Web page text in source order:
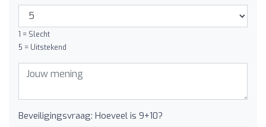
1 = Slecht
5 = Uitstekend
Beveiligingsvraag: Hoeveel is 9+10?